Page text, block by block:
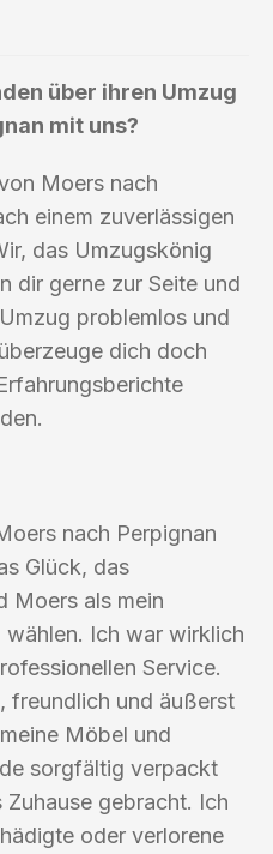
über ihren Umzug
mit uns?
Moers nach
einem zuverlässigen
das Umzugskönig
dir gerne zur Seite und
problemlos und
dich doch
nach Perpignan
Glück, das
Moers als mein
wählen. Ich war wirklich
Service.
freundlich und äußerst
Möbel und
sorgfältig verpackt
Zuhause gebracht. Ich
oder verlorene